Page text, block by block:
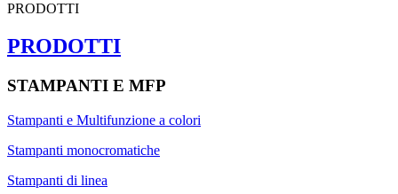
PRODOTTI
PRODOTTI
STAMPANTI E MFP
Stampanti e Multifunzione a colori
Stampanti monocromatiche
Stampanti di linea